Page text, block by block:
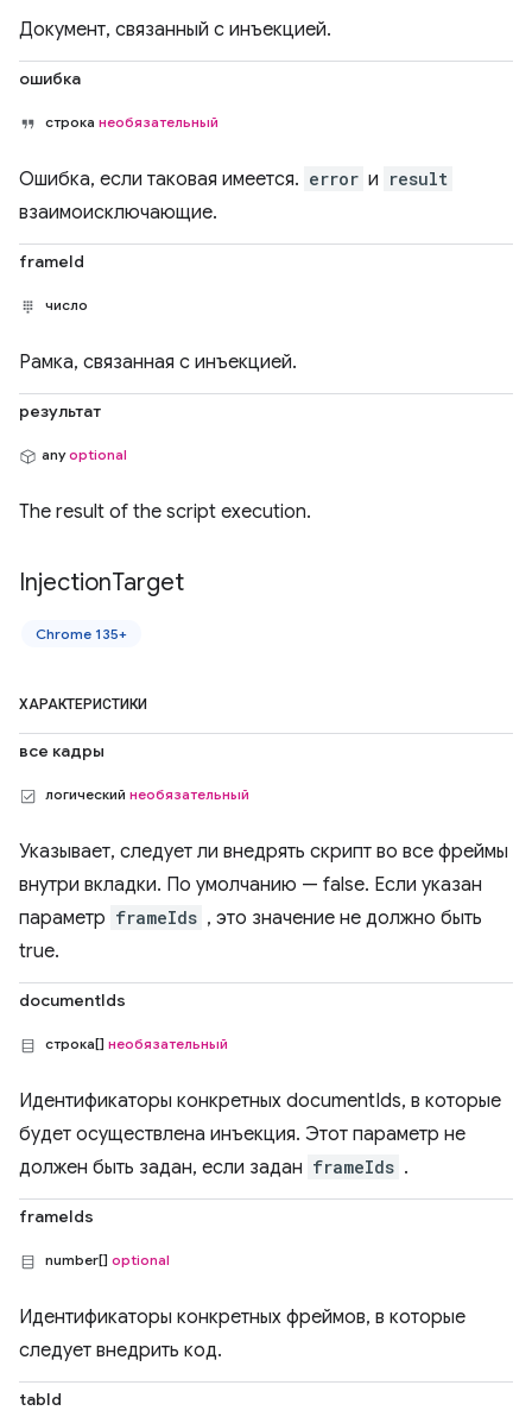
Документ, связанный с инъекцией.
ошибка
строка необязательный
Ошибка, если таковая имеется. error и result
взаимоисключающие.
frameId
число
Рамка, связанная с инъекцией.
результат
anyoptional
The result of the script execution.
InjectionTarget
Chrome 135+
ХАРАКТЕРИСТИКИ
все кадры
логический необязательный
Указывает, следует ли внедрять скрипт во все фреймы
внутри вкладки. По умолчанию — false. Если указан
параметр frameIds , это значение не должно быть
true.
documentIds
строка[] необязательный
Идентификаторы конкретных documentIds, в которые
будет осуществлена ​​инъекция. Этот параметр не
должен быть задан, если задан frameIds .
frameIds
number[] optional
Идентификаторы конкретных фреймов, в которые
следует внедрить код.
tabId